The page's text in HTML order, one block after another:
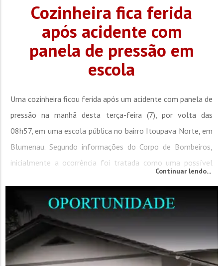
Cozinheira fica ferida
após acidente com
panela de pressão em
escola
Uma cozinheira ficou ferida após um acidente com panela de
pressão na manhã desta terça-feira (7), por volta das
08h57, em uma escola pública no bairro Itoupava Norte, em
Blumenau. Segundo informações do Corpo de Bombeiros,
inicialmente a ocorrência foi tratada como uma possível
tratava de um incidente durante a despressurização da
panela, que acabou...
Continuar lendo...